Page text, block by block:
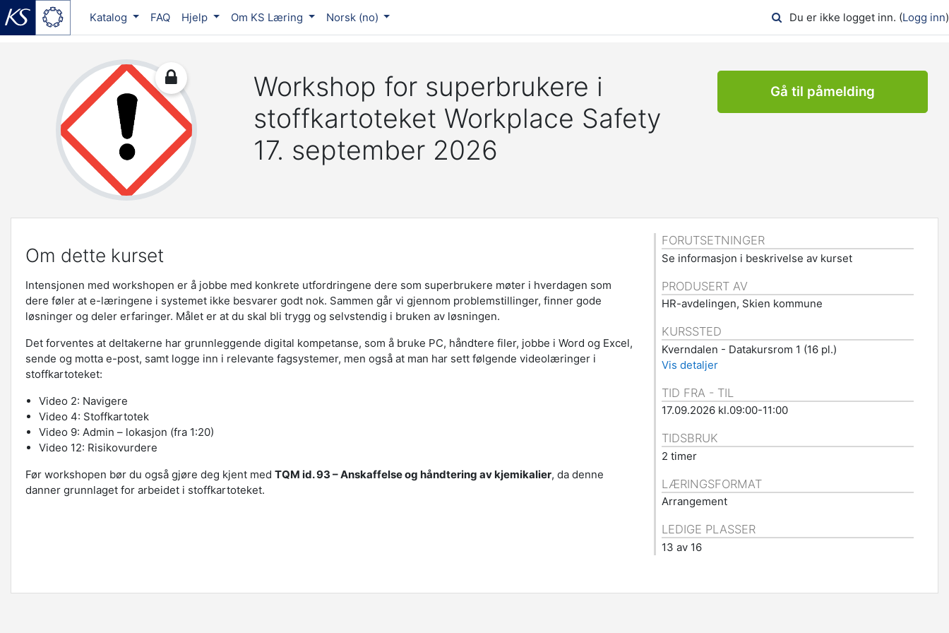
Katalog FAQ Hjelp Om KS Læring Norsk ‎(no)‎ Du er ikke logget inn. (Logg inn)
Workshop for superbrukere i
stoffkartoteket Workplace Safety
17. september 2026
Gå til påmelding
Om dette kurset
Intensjonen med workshopen er å jobbe med konkrete utfordringene dere som superbrukere møter i hverdagen som
dere føler at e-læringene i systemet ikke besvarer godt nok. Sammen går vi gjennom problemstillinger, finner gode
løsninger og deler erfaringer. Målet er at du skal bli trygg og selvstendig i bruken av løsningen.
Det forventes at deltakerne har grunnleggende digital kompetanse, som å bruke PC, håndtere filer, jobbe i Word og Excel,
sende og motta e-post, samt logge inn i relevante fagsystemer, men også at man har sett følgende videolæringer i
stoffkartoteket:
Video 2: Navigere
Video 4: Stoffkartotek
Video 9: Admin – lokasjon (fra 1:20)
Video 12: Risikovurdere
Før workshopen bør du også gjøre deg kjent med TQM id. 93 – Anskaffelse og håndtering av kjemikalier, da denne
danner grunnlaget for arbeidet i stoffkartoteket.
FORUTSETNINGER
Se informasjon i beskrivelse av kurset
PRODUSERT AV
HR-avdelingen, Skien kommune
KURSSTED
Kverndalen - Datakursrom 1 (16 pl.)
Vis detaljer
TID FRA - TIL
17.09.2026 kl.09:00-11:00
TIDSBRUK
2 timer
LÆRINGSFORMAT
Arrangement
LEDIGE PLASSER
13 av 16